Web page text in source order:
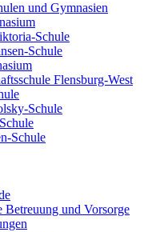
und Gymnasien
Schule
Schule
Flensburg-West
Schule
Schule
Betreuung und Vorsorge